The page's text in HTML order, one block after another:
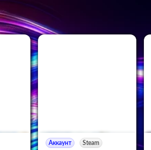
Аккаунт Steam